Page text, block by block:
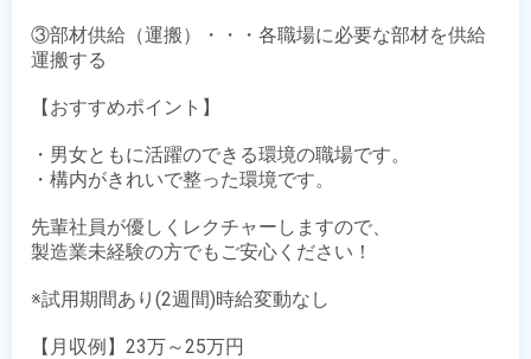
③部材供給（運搬）・・・各職場に必要な部材を供給
運搬する
【おすすめポイント】
・男女ともに活躍のできる環境の職場です。
・構内がきれいで整った環境です。
先輩社員が優しくレクチャーしますので、
製造業未経験の方でもご安心ください！
※試用期間あり(2週間)時給変動なし
【月収例】23万～25万円